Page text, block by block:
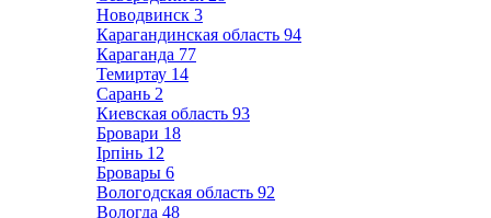
Новодвинск 3
Карагандинская область 94
Караганда 77
Темиртау 14
Сарань 2
Киевская область 93
Бровари 18
Ірпінь 12
Бровары 6
Вологодская область 92
Вологда 48